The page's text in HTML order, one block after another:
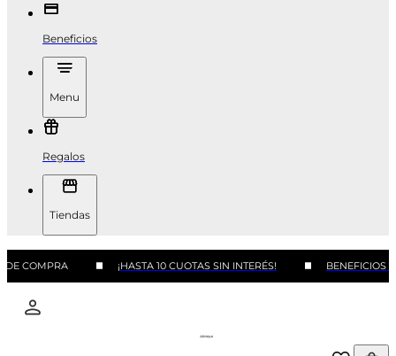
Beneficios
Menu
Regalos
Tiendas
COMPRA ¡HASTA 10 CUOTAS SIN INTERÉS! BENEFICIOS